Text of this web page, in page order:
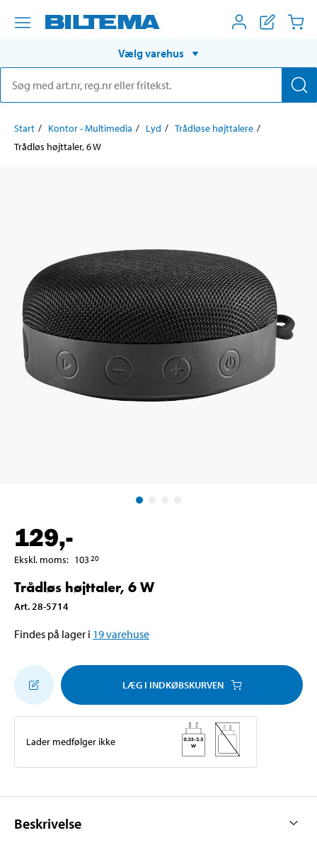
Vælg varehus
Start Kontor - Multimedia Lyd
Trådløse højttalere
Trådløs højttaler, 6 W
129,-
Ekskl. moms: 10320
Trådløs højttaler, 6 W
Art. 28-5714
Findes på lager i 19varehuse
LÆG I INDKØBSKURVEN
Lader medfølger ikke
Beskrivelse